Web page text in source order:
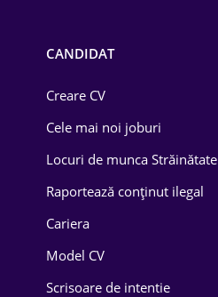
Drept
Educație / Training
Energetică
Farma
CANDIDAT
Creare CV
Cele mai noi joburi
Locuri de munca Străinătate
Raportează conținut ilegal
Cariera
Model CV
Scrisoare de intentie